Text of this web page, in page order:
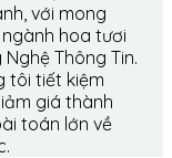
với mong
hoa tươi
Thông Tin.
tôi tiết kiệm
giá thành
toán lớn về